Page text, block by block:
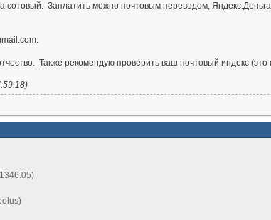
сотовый. Заплатить можно почтовым переводом,
Также рекомендую проверить ваш почтовый индекс